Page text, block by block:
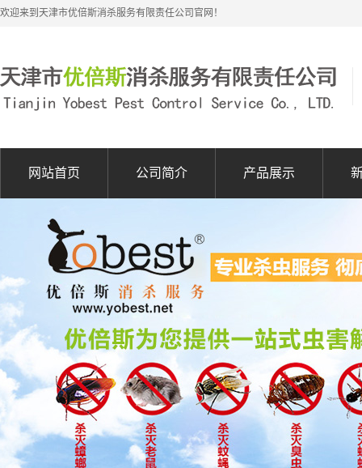
欢迎来到天津市优倍斯消杀服务有限责任公司官网！
网站首页 公司简介 产品展示